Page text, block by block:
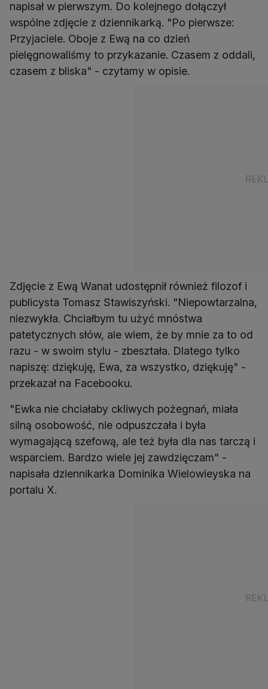
napisał w pierwszym. Do kolejnego dołączył
wspólne zdjęcie z dziennikarką. "Po pierwsze:
Przyjaciele. Oboje z Ewą na co dzień
pielęgnowaliśmy to przykazanie. Czasem z oddali,
czasem z bliska" - czytamy w opisie.
Zdjęcie z Ewą Wanat udostępnił również filozof i
publicysta Tomasz Stawiszyński. "Niepowtarzalna,
niezwykła. Chciałbym tu użyć mnóstwa
patetycznych słów, ale wiem, że by mnie za to od
razu - w swoim stylu - zbeształa. Dlatego tylko
napiszę: dziękuję, Ewa, za wszystko, dziękuję" -
przekazał na Facebooku.
"Ewka nie chciałaby ckliwych pożegnań, miała
silną osobowość, nie odpuszczała i była
wymagającą szefową, ale też była dla nas tarczą i
wsparciem. Bardzo wiele jej zawdzięczam" -
napisała dziennikarka Dominika Wielowieyska na
portalu X.